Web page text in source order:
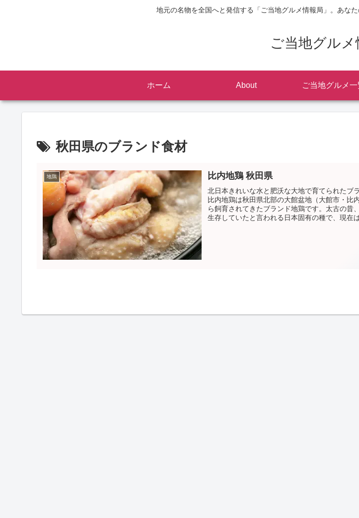
地元の名物を全国へと発信する「ご当地グルメ情報局」。あな
ご当地グルメ
ホーム About ご当地グルメ一
秋田県のブランド食材
地鶏 比内地鶏 秋田県
北日本きれいな水と肥沃な大地で育てられたブ
比内地鶏は秋田県北部の大館盆地（大館市・比
ら飼育されてきたブランド地鶏です。太古の昔
生存していたと言われる日本固有の種で、現在